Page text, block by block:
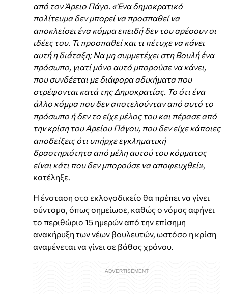
από τον Άρειο Πάγο. «Ένα δημοκρατικό
πολίτευμα δεν μπορεί να προσπαθεί να
αποκλείσει ένα κόμμα επειδή δεν του αρέσουν οι
ιδέες του. Τι προσπαθεί και τι πέτυχε να κάνει
αυτή η διάταξη; Να μη συμμετέχει στη Βουλή ένα
πρόσωπο, γιατί μόνο αυτό μπορούσε να κάνει,
που συνδέεται με διάφορα αδικήματα που
στρέφονται κατά της Δημοκρατίας. Το ότι ένα
άλλο κόμμα που δεν αποτελούνταν από αυτό το
πρόσωπο ή δεν το είχε μέλος του και πέρασε από
την κρίση του Αρείου Πάγου, που δεν είχε κάποιες
αποδείξεις ότι υπήρχε εγκληματική
δραστηριότητα από μέλη αυτού του κόμματος
είναι κάτι που δεν μπορούσε να αποφευχθεί»,
κατέληξε.
Η ένσταση στο εκλογοδικείο θα πρέπει να γίνει
σύντομα, όπως σημείωσε, καθώς ο νόμος αφήνει
το περιθώριο 15 ημερών από την επίσημη
ανακήρυξη των νέων βουλευτών, ωστόσο η κρίση
αναμένεται να γίνει σε βάθος χρόνου.